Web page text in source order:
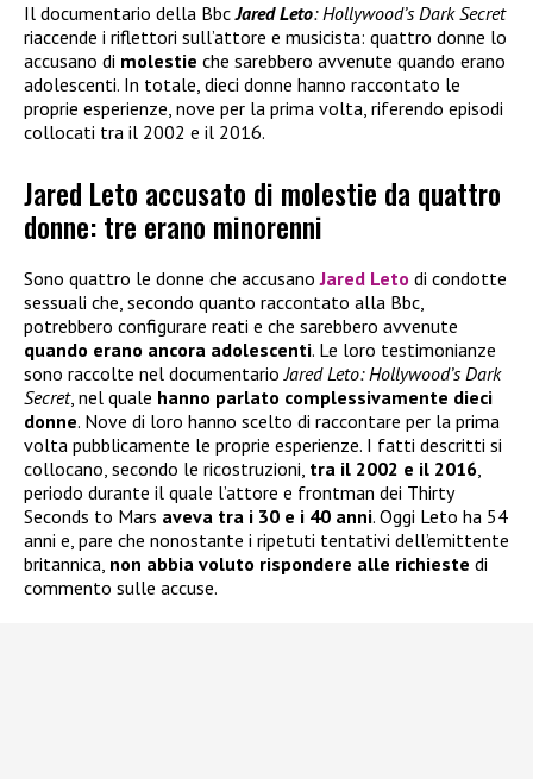
Il documentario della BbcJared Leto: Hollywood’s Dark Secret
riaccende i riflettori sull’attore e musicista: quattro donne lo
accusano di molestie che sarebbero avvenute quando erano
adolescenti. In totale, dieci donne hanno raccontato le
proprie esperienze, nove per la prima volta, riferendo episodi
collocati tra il 2002 e il 2016.
Jared Leto accusato di molestie da quattro
donne: tre erano minorenni
Sono quattro le donne che accusanoJared Leto di condotte
sessuali che, secondo quanto raccontato alla Bbc,
potrebbero configurare reati e che sarebbero avvenute
quando erano ancora adolescenti. Le loro testimonianze
sono raccolte nel documentario Jared Leto: Hollywood’s Dark
Secret, nel quale hanno parlato complessivamente dieci
donne. Nove di loro hanno scelto di raccontare per la prima
volta pubblicamente le proprie esperienze. I fatti descritti si
collocano, secondo le ricostruzioni, tra il 2002 e il 2016
periodo durante il quale l’attore e frontman dei Thirty
Seconds to Mars aveva tra i 30 e i 40 anni. Oggi Leto ha 54
anni e, pare che nonostante i ripetuti tentativi dell’emittente
britannica, non abbia voluto rispondere alle richieste di
commento sulle accuse.